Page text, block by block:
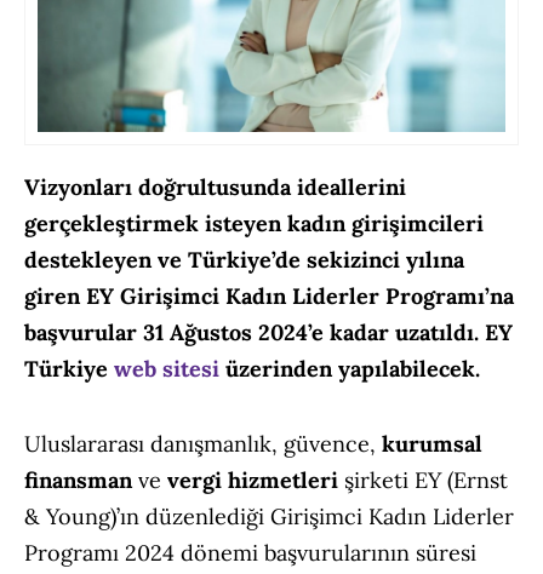
Vizyonları doğrultusunda ideallerini
gerçekleştirmek isteyen kadın girişimcileri
destekleyen ve Türkiye’de sekizinci yılına
giren EY Girişimci Kadın Liderler Programı’na
başvurular 31 Ağustos 2024’e kadar uzatıldı. EY
Türkiye web sitesi üzerinden yapılabilecek.
Uluslararası danışmanlık, güvence, kurumsal
finansmanve vergi hizmetleri şirketi EY (Ernst
& Young)’ın düzenlediği Girişimci Kadın Liderler
Programı 2024 dönemi başvurularının süresi